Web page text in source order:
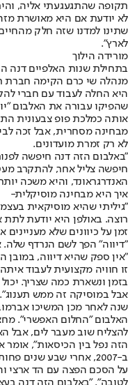
תקופה שהתגעגעתי אליה,
לא יודעת אם היא מאושרת
שתינו למדנו שזה חלק
לארץ".
מורידה הילוך
בתחילת שנות האלפיים דנה
היא החלה לעבוד עם חברי
שהפיקו עבורה את האלבום
אותה כמלכת פופ צבעונית
מבחינה מסחרית, אבל זכה
לא רק זמרת מועדונים.
"באלבום הזה דנה חיפשה
חיפשה צליל אחר, להתקרב מעט
האנדרגראונד, והיא משכה
איך היא מבחינה מוסיקלית-
"גיליתי שהיא מוסיקאית
רוצה. באולפן היא יודעת לתת
זמן על כיוונים שלא מעניינים
"דיווה" הפך לשם הנרדף שלה.
"אין ספק שהיא דיווה,
זו חוויה מקצועית לעבוד
בזמן ונשארת כמה שצריך.
אבל במוסיקה זה ממש תענוג".
שנה לאחר מכן המשיכו
האלבום "החלום האפשרי".
להצליח שוב מעבר לים, אבל
הזה נפל בין הכיסאות", אומר
ב-2007, אחרי שבע
על הסכם הפצה עם הד ארצי